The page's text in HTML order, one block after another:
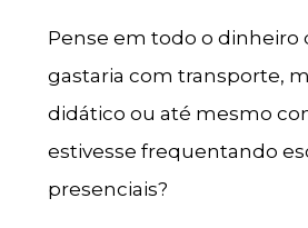
Pense em todo o dinheiro
gastaria com transporte,
didático ou até mesmo
estivesse frequentando
presenciais?